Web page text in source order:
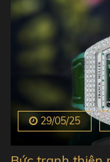
29/05/25